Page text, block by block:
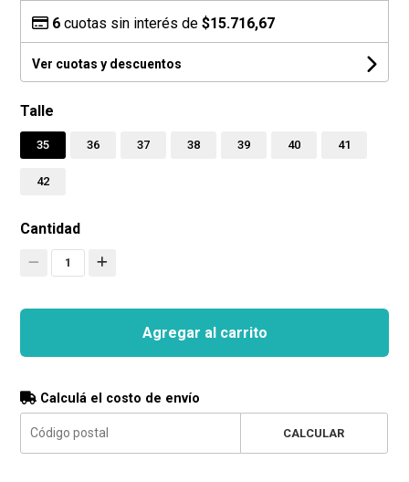
6 cuotas sin interés de$15.716,67
Ver cuotas y descuentos
Talle
35 36 37 38 39 40 41
42
Cantidad
1
Agregar al carrito
Calculá el costo de envío
CALCULAR